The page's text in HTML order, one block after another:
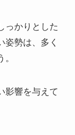
っかりとした
姿勢は、多く
影響を与えて